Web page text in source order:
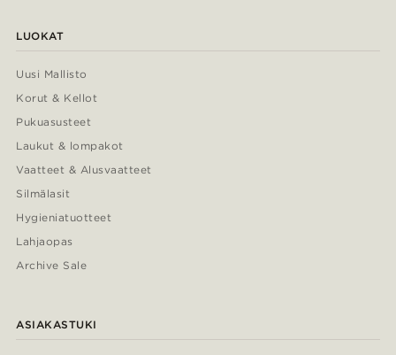
LUOKAT
Uusi Mallisto
Korut & Kellot
Pukuasusteet
Laukut & lompakot
Vaatteet & Alusvaatteet
Silmälasit
Hygieniatuotteet
Lahjaopas
Archive Sale
ASIAKASTUKI